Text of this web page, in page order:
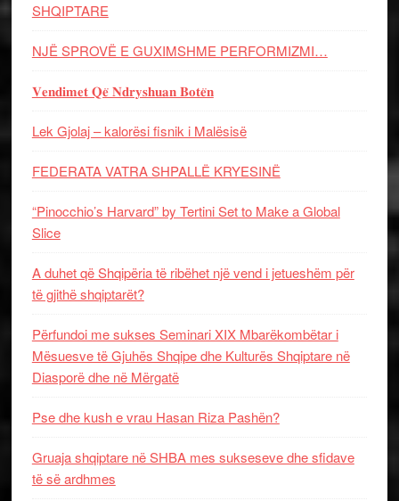
SHQIPTARE
NJË SPROVË E GUXIMSHME PERFORMIZMI…
𝐕𝐞𝐧𝐝𝐢𝐦𝐞𝐭 𝐐𝐞̈ 𝐍𝐝𝐫𝐲𝐬𝐡𝐮𝐚𝐧 𝐁𝐨𝐭𝐞̈𝐧
Lek Gjolaj – kalorësi fisnik i Malësisë
FEDERATA VATRA SHPALLË KRYESINË
“Pinocchio’s Harvard” by Tertini Set to Make a Global
Slice
A duhet që Shqipëria të ribëhet një vend i jetueshëm për
të gjithë shqiptarët?
Përfundoi me sukses Seminari XIX Mbarëkombëtar i
Mësuesve të Gjuhës Shqipe dhe Kulturës Shqiptare në
Diasporë dhe në Mërgatë
Pse dhe kush e vrau Hasan Riza Pashën?
Gruaja shqiptare në SHBA mes sukseseve dhe sfidave
të së ardhmes